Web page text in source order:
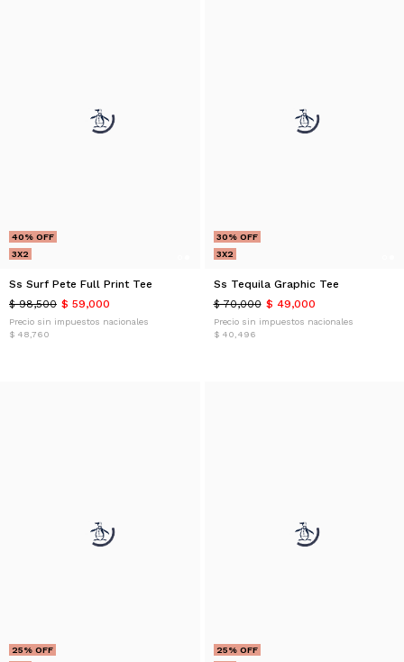
40% OFF
3X2
Ss Surf Pete Full Print Tee
$ 98,500 $ 59,000
Precio sin impuestos nacionales
$ 48,760
30% OFF
3X2
Ss Tequila Graphic Tee
$ 70,000 $ 49,000
Precio sin impuestos nacionales
$ 40,496
25% OFF
25% OFF